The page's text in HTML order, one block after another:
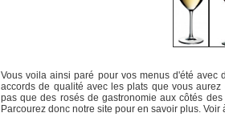
Vous voila ainsi paré pour vos menus d'été avec
accords de qualité avec les plats que vous
pas que des rosés de gastronomie aux côtés
Parcourez donc notre site pour en savoir plus.